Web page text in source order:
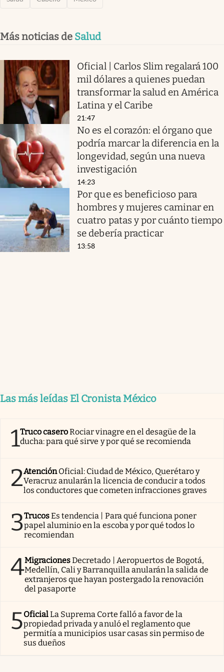
Más noticias de Salud
Oficial | Carlos Slim regalará 100
mil dólares a quienes puedan
transformar la salud en América
Latina y el Caribe
21:47
No es el corazón: el órgano que
podría marcar la diferencia en la
longevidad, según una nueva
investigación
14:23
Por que es beneficioso para
hombres y mujeres caminar en
cuatro patas y por cuánto tiempo
se debería practicar
13:58
Las más leídas El Cronista México
1Truco caseroRociar vinagre en el desagüe de la
ducha: para qué sirve y por qué se recomienda
2AtenciónOficial: Ciudad de México, Querétaro y
Veracruz anularán la licencia de conducir a todos
los conductores que cometen infracciones graves
3TrucosEs tendencia | Para qué funciona poner
papel aluminio en la escoba y por qué todos lo
recomiendan
4MigracionesDecretado | Aeropuertos de Bogotá,
Medellín, Cali y Barranquilla anularán la salida de
extranjeros que hayan postergado la renovación
del pasaporte
5OficialLa Suprema Corte falló a favor de la
propiedad privada y anuló el reglamento que
permitía a municipios usar casas sin permiso de
sus dueños